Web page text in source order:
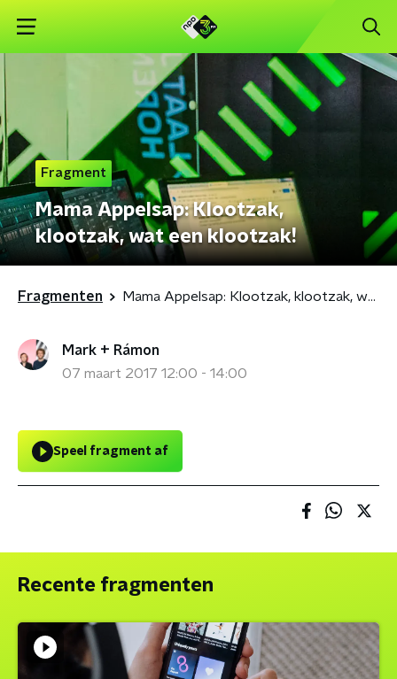
Fragment
Mama Appelsap: Klootzak,
klootzak, wat een klootzak!
Fragmenten Mama Appelsap: Klootzak, klootzak, wat een klootzak!
Mark + Rámon
07 maart 2017 12:00 - 14:00
Speel fragment af
Recente fragmenten